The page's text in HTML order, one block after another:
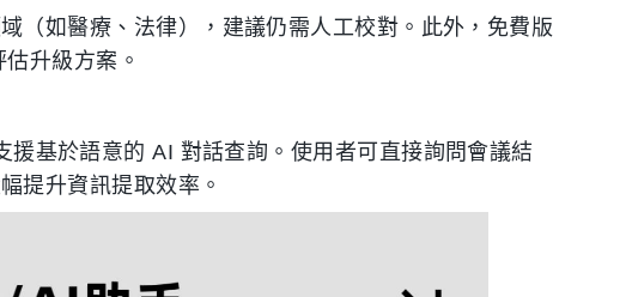
（如醫療、法律），建議仍需人工校對。此外，免費版
升級方案。
基於語意的 AI 對話查詢。使用者可直接詢問會議結
提升資訊提取效率。